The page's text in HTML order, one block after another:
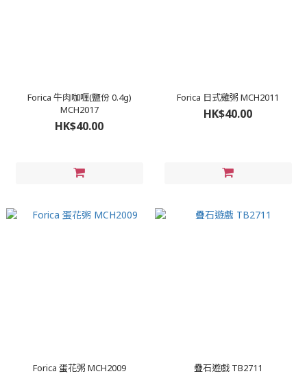
Forica 牛肉咖喱(鹽份 0.4g)
MCH2017
HK$40.00
Forica 日式雞粥 MCH2011
HK$40.00
Forica 蛋花粥 MCH2009 疊石遊戲 TB2711